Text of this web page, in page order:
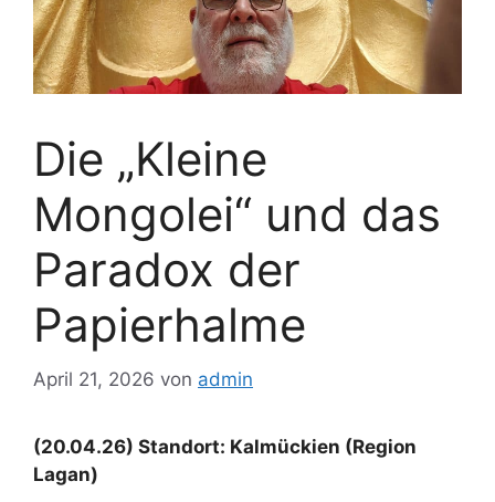
Die „Kleine
Mongolei“ und das
Paradox der
Papierhalme
April 21, 2026 von admin
(20.04.26) Standort: Kalmückien (Region
Lagan)